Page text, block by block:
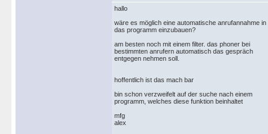
hallo
wäre es möglich eine automatische anrufannahme in
das programm einzubauen?
am besten noch mit einem filter. das phoner bei
bestimmten anrufern automatisch das gespräch
entgegen nehmen soll.
hoffentlich ist das mach bar
bin schon verzweifelt auf der suche nach einem
programm, welches diese funktion beinhaltet
mfg
alex